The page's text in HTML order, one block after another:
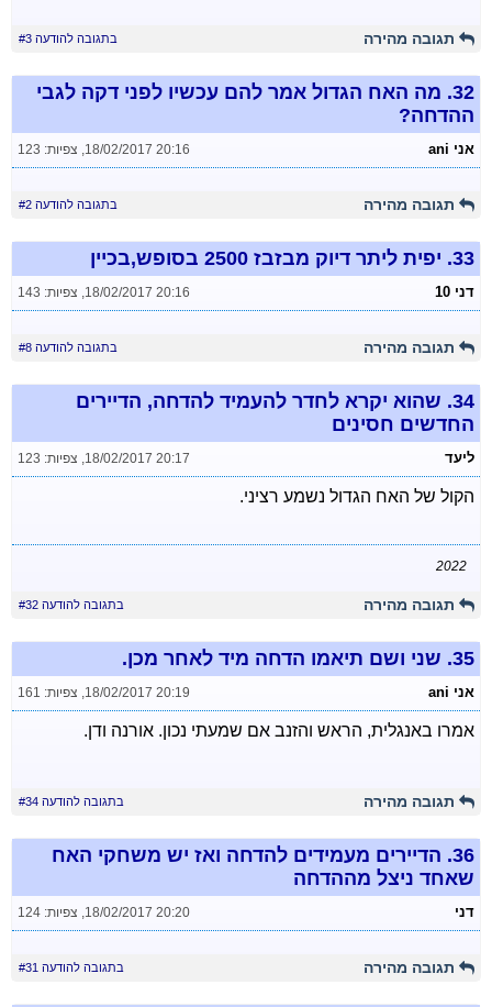
תגובה מהירה בתגובה להודעה #3
32. מה האח הגדול אמר להם עכשיו לפני דקה לגבי
ההדחה?
אני ani 18/02/2017 20:16
, צפיות: 123
תגובה מהירה בתגובה להודעה #2
33. יפית ליתר דיוק מבזבז 2500 בסופש,בכיין
דני 10 18/02/2017 20:16
, צפיות: 143
תגובה מהירה בתגובה להודעה #8
34. שהוא יקרא לחדר להעמיד להדחה, הדיירים
החדשים חסינים
ליעד 18/02/2017 20:17
, צפיות: 123
הקול של האח הגדול נשמע רציני.
2022
תגובה מהירה בתגובה להודעה #32
35. שני ושם תיאמו הדחה מיד לאחר מכן.
אני ani 18/02/2017 20:19
, צפיות: 161
אמרו באנגלית, הראש והזנב אם שמעתי נכון. אורנה ודן.
תגובה מהירה בתגובה להודעה #34
36. הדיירים מעמידים להדחה ואז יש משחקי האח
שאחד ניצל מההדחה
דני 18/02/2017 20:20
, צפיות: 124
תגובה מהירה בתגובה להודעה #31